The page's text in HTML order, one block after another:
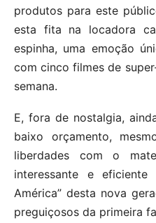
produtos para este
esta fita na locadora
espinha, uma emoção
com cinco filmes de
semana.
E, fora de nostalgia,
baixo orçamento,
liberdades com o
interessante e
América” desta nova
preguiçosos da primeira